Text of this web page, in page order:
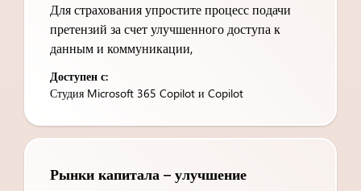
Для страхования упростите процесс подачи
претензий за счет улучшенного доступа к
данным и коммуникации,
Доступен с:
Студия Microsoft 365 Copilot и Copilot
Рынки капитала – улучшение